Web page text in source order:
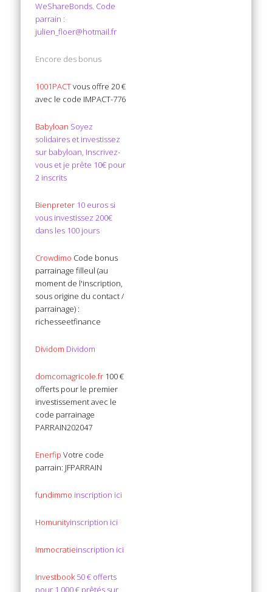
WeShareBonds. Code
parrain :
julien_floer@hotmail.fr
Encore des bonus
1001PACTvous offre 20 €
avec le code IMPACT-776
Babyloan Soyez
solidaires et investissez
sur babyloan, Inscrivez-
vous et je prête 10€ pour
2 inscrits
Bienpreter 10 euros si
vous investissez 200€
dans les 100 jours
Crowdimo Code bonus
parrainage filleul (au
moment de l'inscription,
sous origine du contact /
parrainage) :
richesseetfinance
Dividom Dividom
domcomagricole.fr 100 €
offerts pour le premier
investissement avec le
code parrainage
PARRAIN202047
Enerfip Votre code
parrain: JFPARRAIN
fundimmo inscription ici
Homunityinscription ici
Immocratieinscription ici
Investbook50 € offerts
pour 1 000 € prêtés sur